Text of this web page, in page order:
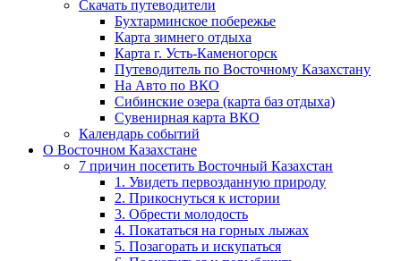
Скачать путеводители
Бухтарминское побережье
Карта зимнего отдыха
Карта г. Усть-Каменогорск
Путеводитель по Восточному Казахстану
На Авто по ВКО
Сибинские озера (карта баз отдыха)
Сувенирная карта ВКО
Календарь событий
О Восточном Казахстане
7 причин посетить Восточный Казахстан
1. Увидеть первозданную природу
2. Прикоснуться к истории
3. Обрести молодость
4. Покататься на горных лыжах
5. Позагорать и искупаться